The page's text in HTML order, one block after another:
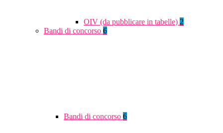
OIV (da pubblicare in tabelle) 2
Bandi di concorso 6
Bandi di concorso 6